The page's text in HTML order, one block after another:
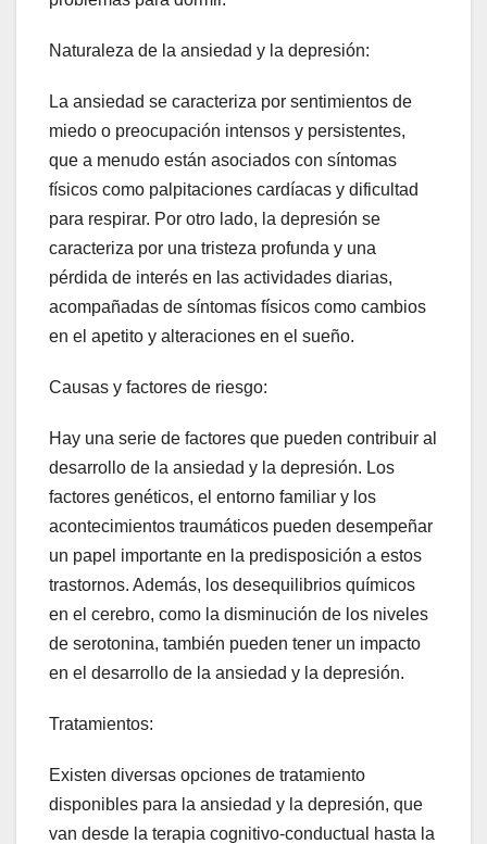
Naturaleza de la ansiedad y la depresión:
La ansiedad se caracteriza por sentimientos de
miedo o preocupación intensos y persistentes,
que a menudo están asociados con síntomas
físicos como palpitaciones cardíacas y dificultad
para respirar. Por otro lado, la depresión se
caracteriza por una tristeza profunda y una
pérdida de interés en las actividades diarias,
acompañadas de síntomas físicos como cambios
en el apetito y alteraciones en el sueño.
Causas y factores de riesgo:
Hay una serie de factores que pueden contribuir al
desarrollo de la ansiedad y la depresión. Los
factores genéticos, el entorno familiar y los
acontecimientos traumáticos pueden desempeñar
un papel importante en la predisposición a estos
trastornos. Además, los desequilibrios químicos
en el cerebro, como la disminución de los niveles
de serotonina, también pueden tener un impacto
en el desarrollo de la ansiedad y la depresión.
Tratamientos:
Existen diversas opciones de tratamiento
disponibles para la ansiedad y la depresión, que
van desde la terapia cognitivo-conductual hasta la